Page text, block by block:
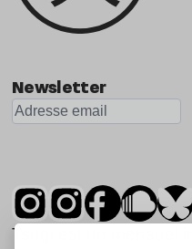
Newsletter
Tsugi est un mensuel